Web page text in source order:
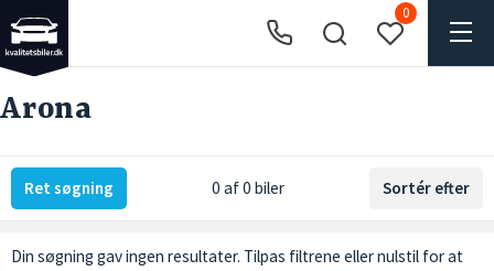
0
Arona
Ret søgning 0 af 0 biler Sortér efter
Din søgning gav ingen resultater. Tilpas filtrene ellernulstil for at